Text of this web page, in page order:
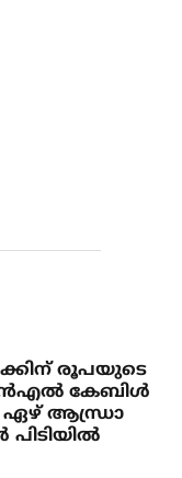
രൂപയുടെ
കേബിള്‍
ഏഴ് ആന്ധ്രാ
പിടിയില്‍